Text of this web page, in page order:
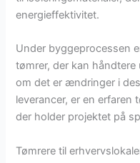
energieffektivitet.
Under byggeprocessen
tømrer, der kan
om det er ændringer i
leverancer, er en erfaren
der holder projektet på
Tømrere til